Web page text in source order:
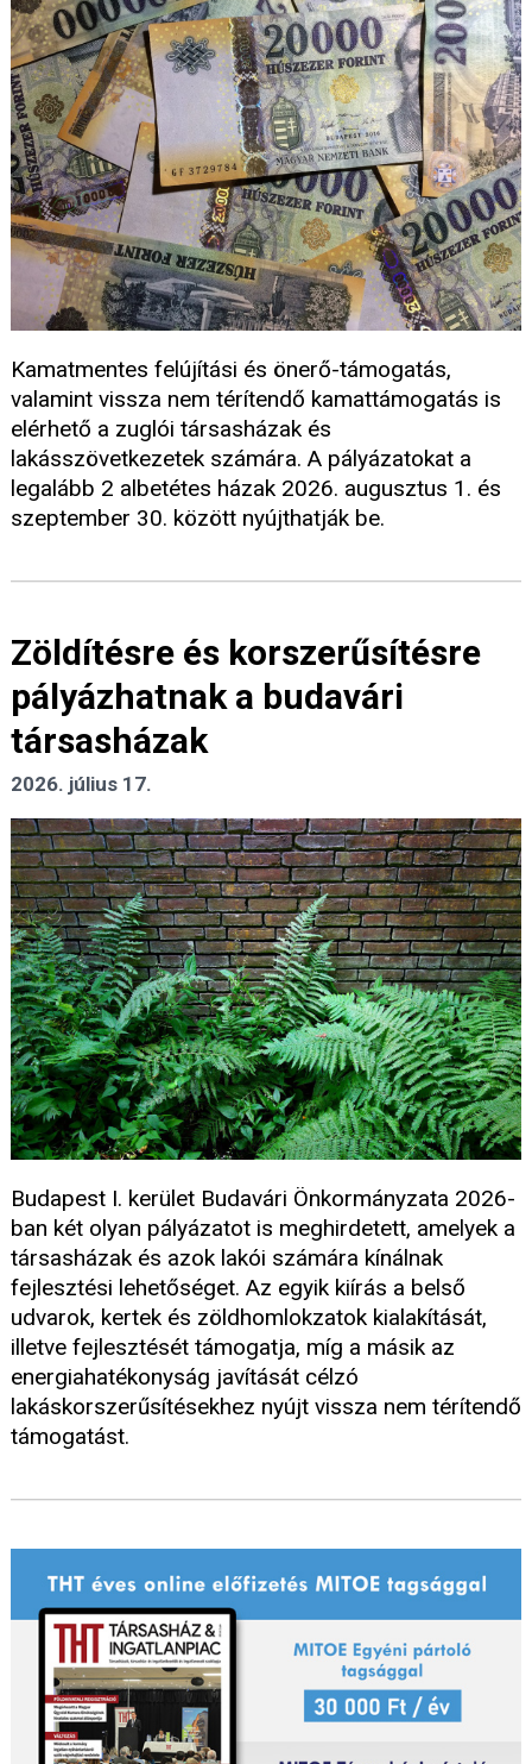
Kamatmentes felújítási és önerő-támogatás,
valamint vissza nem térítendő kamattámogatás is
elérhető a zuglói társasházak és
lakásszövetkezetek számára. A pályázatokat a
legalább 2 albetétes házak 2026. augusztus 1. és
szeptember 30. között nyújthatják be.
Zöldítésre és korszerűsítésre
pályázhatnak a budavári
társasházak
2026. július 17.
Budapest I. kerület Budavári Önkormányzata 2026-
ban két olyan pályázatot is meghirdetett, amelyek a
társasházak és azok lakói számára kínálnak
fejlesztési lehetőséget. Az egyik kiírás a belső
udvarok, kertek és zöldhomlokzatok kialakítását,
illetve fejlesztését támogatja, míg a másik az
energiahatékonyság javítását célzó
lakáskorszerűsítésekhez nyújt vissza nem térítendő
támogatást.